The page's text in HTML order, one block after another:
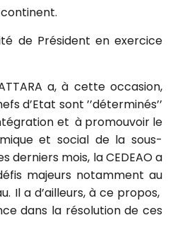
continent.
de Président en exercice
a, à cette occasion,
d’Etat sont ’’déterminés’’
et à promouvoir le
et social de la sous-
derniers mois, la CEDEAO a
majeurs notamment au
Il a d’ailleurs, à ce propos,
dans la résolution de ces